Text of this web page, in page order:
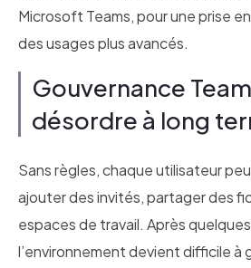
Microsoft Teams, pour une prise
des usages plus avancés.
Gouvernance
désordre à long
Sans règles, chaque utilisateur
ajouter des invités, partager des
espaces de travail. Après
l’environnement devient difficile à